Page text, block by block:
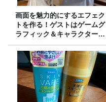
画面を魅力的にするエフェク
トを作る！ゲストはゲームグ
ラフィック＆キャラクター専
攻の遠藤里桜さん！